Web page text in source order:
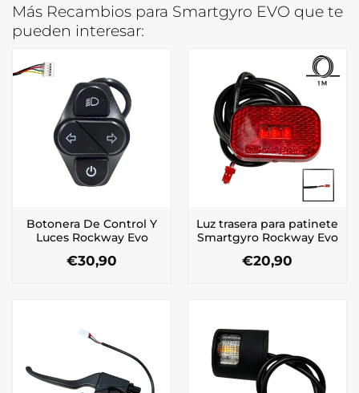
Más Recambios para Smartgyro EVO que te
pueden interesar:
Botonera De Control Y
Luces Rockway Evo
€30,90
Luz trasera para patinete
Smartgyro Rockway Evo
€20,90